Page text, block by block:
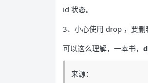
id 状态。
3、小心使用 drop ，要删
可以这么理解，一本书，
来源：